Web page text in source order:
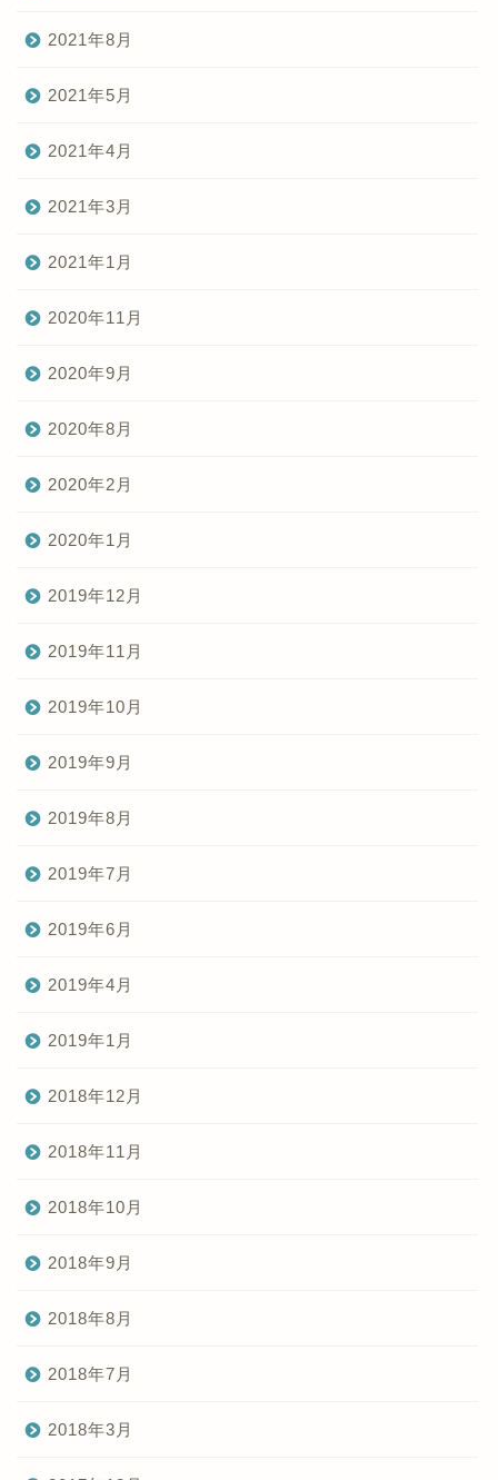
2021年8月
2021年5月
2021年4月
2021年3月
2021年1月
2020年11月
2020年9月
2020年8月
2020年2月
2020年1月
2019年12月
2019年11月
2019年10月
2019年9月
2019年8月
2019年7月
2019年6月
2019年4月
2019年1月
2018年12月
2018年11月
2018年10月
2018年9月
2018年8月
2018年7月
2018年3月